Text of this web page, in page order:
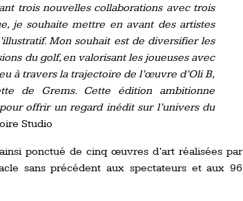
trois nouvelles collaborations avec trois
je souhaite mettre en avant des artistes
Mon souhait est de diversifier les
du golf, en valorisant les joueuses avec
à travers la trajectoire de l’œuvre d’Oli B,
de Grems. Cette édition ambitionne
offrir un regard inédit sur l’univers du
Studio
ponctué de cinq œuvres d’art réalisées par
sans précédent aux spectateurs et aux 96